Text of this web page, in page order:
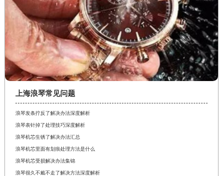
上海浪琴常见问题
浪琴发条拧反了解决办法深度解析
浪琴表针掉了处理技巧深度解析
浪琴机芯生锈了解决办法汇总
浪琴机芯里面有划痕处理方法是什么
浪琴机芯受损解决办法集锦
浪琴很久不戴不走了解决方法深度解析